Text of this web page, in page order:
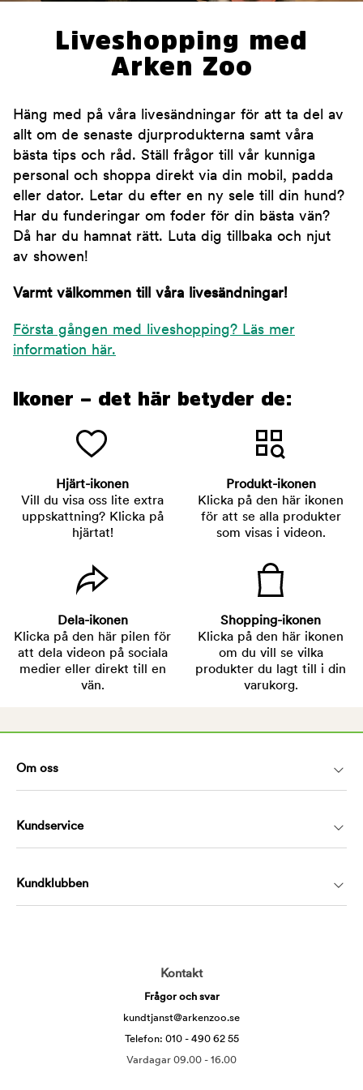
Liveshopping med
Arken Zoo
Häng med på våra livesändningar för att ta del av
allt om de senaste djurprodukterna samt våra
bästa tips och råd. Ställ frågor till vår kunniga
personal och shoppa direkt via din mobil, padda
eller dator. Letar du efter en ny sele till din hund?
Har du funderingar om foder för din bästa vän?
Då har du hamnat rätt. Luta dig tillbaka och njut
av showen!
Varmt välkommen till våra livesändningar!
Första gången med liveshopping? Läs mer
information här.
Ikoner – det här betyder de:
Hjärt-ikonen
Vill du visa oss lite extra
uppskattning? Klicka på
hjärtat!
Produkt-ikonen
Klicka på den här ikonen
för att se alla produkter
som visas i videon.
Dela-ikonen
Klicka på den här pilen för
att dela videon på sociala
medier eller direkt till en
vän.
Shopping-ikonen
Klicka på den här ikonen
om du vill se vilka
produkter du lagt till i din
varukorg.
Om oss
Kundservice
Kundklubben
Kontakt
Frågor och svar
kundtjanst@arkenzoo.se
Telefon: 010 - 490 62 55
Vardagar 09.00 - 16.00